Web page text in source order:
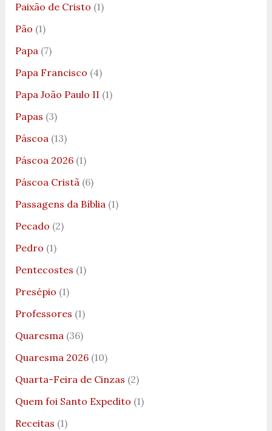
Paixão de Cristo (1)
Pão (1)
Papa(7)
Papa Francisco (4)
Papa João Paulo II (1)
Papas (3)
Páscoa(13)
Páscoa 2026(1)
Páscoa Cristã(6)
Passagens da Bíblia(1)
Pecado (2)
Pedro (1)
Pentecostes (1)
Presépio (1)
Professores (1)
Quaresma(36)
Quaresma 2026(10)
Quarta-Feira de Cinzas (2)
Quem foi Santo Expedito (1)
Receitas (1)